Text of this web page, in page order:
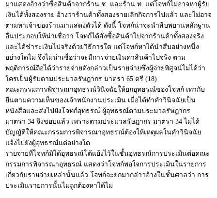
มาแสดงอ้างว่าซื้อสินค้าจากร้าน ช. และร้าน ท. แต่โจทก์ไม่อาจหาผู้รับ
เงินได้ทั้งสองราย อ้างว่าร้านค้าทั้งสองรายเลิกกิจการไปแล้ว และไม่อาจ
ตามหาเจ้าของร้านมาแสดงตัวได้ ดังนี้ โจทก์น่าจะนำสืบพยานหลักฐาน
อื่นประกอบให้น่าเชื่อว่า โจทก์ได้สั่งซื้อสินค้าไปจากร้านค้าทั้งสองจริง
และได้ชำระเงินไปจริงด้วยวิธีการใด แต่โจทก์หาได้นำสืบอย่างหนึ่ง
อย่างใดไม่ จึงไม่น่าเชื่อว่าจะมีการจ่ายเงินค่าสินค้าไปจริง ตาม
พฤติการณ์ถือได้ว่ารายจ่ายดังกล่าวเป็นรายจ่ายซึ่งผู้จ่ายพิสูจน์ไม่ได้ว่า
ใครเป็นผู้รับตามประมวลรัษฎากร มาตรา 65 ตรี (18)
คณะกรรมการพิจารณาอุทธรณ์วินิจฉัยให้ยกอุทธรณ์ของโจทก์ เท่ากับ
ยืนตามความเห็นของเจ้าพนักงานประเมิน เมื่อได้ทำคำวินิจฉัยเป็น
หนังสือและส่งไปยังโจทก์อุทธรณ์ ผู้อุทธรณ์ตามประมวลรัษฎากร
มาตรา 34 จึงชอบแล้ว เพราะตามประมวลรัษฎากร มาตรา 34 ไม่ได้
บัญญัติให้คณะกรรมการพิจารณาอุทธรณ์ต้องให้เหตุผลในคำวินิจฉัย
แจ้งไปยังผู้อุทธรณ์แต่อย่างใด
รายจ่ายที่โจทก์มิได้อุทธรณ์โต้แย้งไว้ในชั้นอุทธรณ์การประเมินต่อคณะ
กรรมการพิจารณาอุทธรณ์ แสดงว่าโจทก์พอใจการประเมินในรายการ
เกี่ยวกับรายจ่ายเหล่านั้นแล้ว โจทก์จะยกมากล่าวอ้างในชั้นศาลว่า การ
ประเมินรายการนั้นไม่ถูกต้องหาได้ไม่